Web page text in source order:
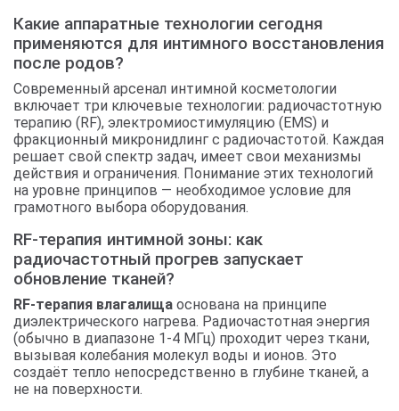
Какие аппаратные технологии сегодня
применяются для интимного восстановления
после родов?
Современный арсенал интимной косметологии
включает три ключевые технологии: радиочастотную
терапию (RF), электромиостимуляцию (EMS) и
фракционный микронидлинг с радиочастотой. Каждая
решает свой спектр задач, имеет свои механизмы
действия и ограничения. Понимание этих технологий
на уровне принципов — необходимое условие для
грамотного выбора оборудования.
RF-терапия интимной зоны: как
радиочастотный прогрев запускает
обновление тканей?
RF-терапия влагалища основана на принципе
диэлектрического нагрева. Радиочастотная энергия
(обычно в диапазоне 1-4 МГц) проходит через ткани,
вызывая колебания молекул воды и ионов. Это
создаёт тепло непосредственно в глубине тканей, а
не на поверхности.